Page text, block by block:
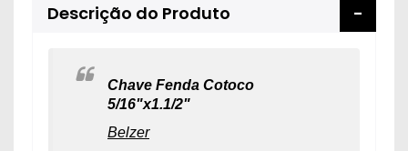
Descrição do Produto
Chave Fenda Cotoco
5/16"x1.1/2"
Belzer